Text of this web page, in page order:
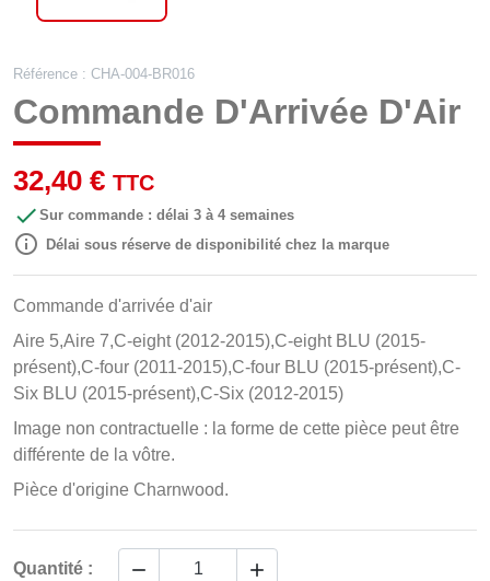
Référence : CHA-004-BR016
Commande D'Arrivée D'Air
32,40 € TTC
 Sur commande : délai 3 à 4 semaines
 Délai sous réserve de disponibilité chez la marque
Commande d'arrivée d'air
Aire 5,Aire 7,C-eight (2012-2015),C-eight BLU (2015-
présent),C-four (2011-2015),C-four BLU (2015-présent),C-
Six BLU (2015-présent),C-Six (2012-2015)
Image non contractuelle : la forme de cette pièce peut être
différente de la vôtre.
Pièce d'origine Charnwood.
Quantité :  